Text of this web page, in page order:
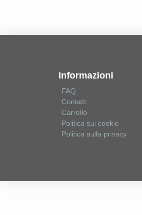
Informazioni
FAQ
Contatti
Carrello
Politica sui cookie
Politica sulla privacy